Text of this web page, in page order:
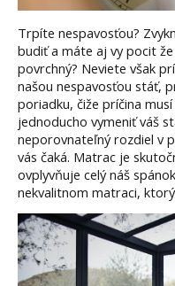
Trpíte nespavosťou?
budiť a máte aj vy pocit
povrchný? Neviete však
našou nespavosťou stáť,
poriadku, čiže príčina
jednoducho vymeniť váš
neporovnateľný rozdiel v
vás čaká. Matrac je
ovplyvňuje celý náš
nekvalitnom matraci,